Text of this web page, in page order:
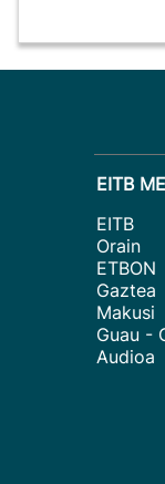
EITB
EITB
Orain
ETBON
Gaztea
Makusi
Guau -
Audioa